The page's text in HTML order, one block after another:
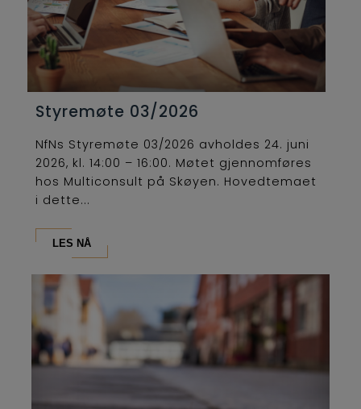
Styremøte 03/2026
NfNs Styremøte 03/2026 avholdes 24. juni
2026, kl. 14:00 – 16:00. Møtet gjennomføres
hos Multiconsult på Skøyen. Hovedtemaet
i dette...
LES NÅ